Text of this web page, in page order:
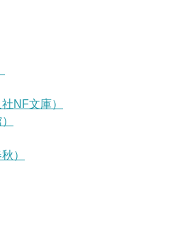
NF文庫）
）